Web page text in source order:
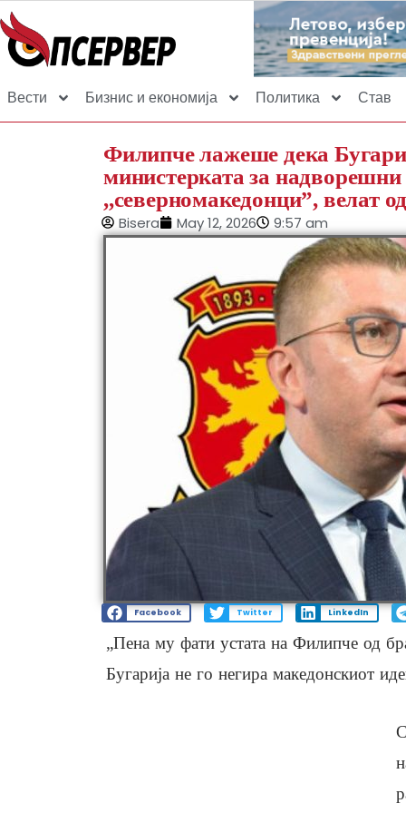
Вести Бизнис и економија Политика Став
Филипче лажеше дека
министерката за
,,северномакедонци”,
Bisera May 12, 2026 9:57 am
Facebook Twitter LinkedIn
„Пена му фати устата на Филипче од
Бугарија не го негира македонскиот